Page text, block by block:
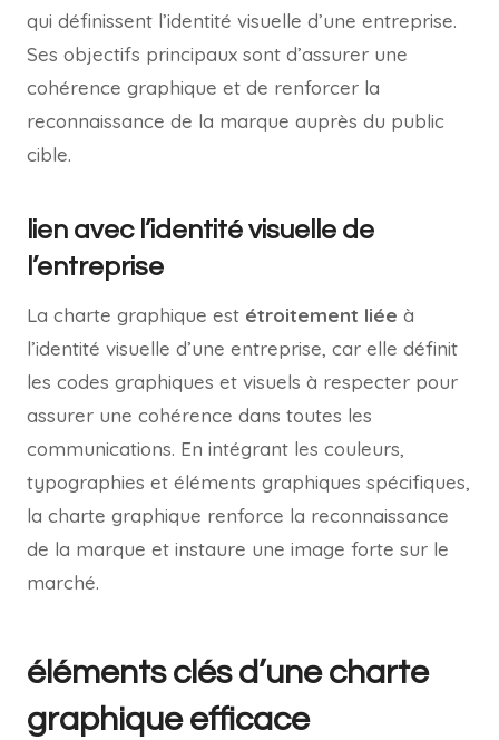
qui définissent l’identité visuelle d’une entreprise.
Ses objectifs principaux sont d’assurer une
cohérence graphique et de renforcer la
reconnaissance de la marque auprès du public
cible.
lien avec l’identité visuelle de
l’entreprise
La charte graphique est étroitement liée à
l’identité visuelle d’une entreprise, car elle définit
les codes graphiques et visuels à respecter pour
assurer une cohérence dans toutes les
communications. En intégrant les couleurs,
typographies et éléments graphiques spécifiques,
la charte graphique renforce la reconnaissance
de la marque et instaure une image forte sur le
marché.
éléments clés d’une charte
graphique efficace